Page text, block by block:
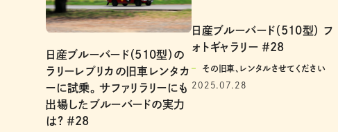
日産ブルーバード（510型）の
ラリーレプリカの旧車レンタカ
ーに試乗。 サファリラリーにも
出場したブルーバードの実力
は? ＃28
日産ブルーバード（510型） フ
ォトギャラリー ＃28
その旧車、レンタルさせてください
2025.07.28